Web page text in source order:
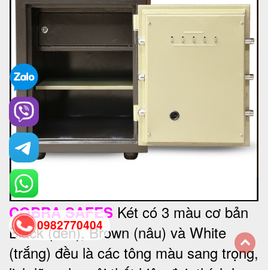
COBRA SAFES Két có 3 màu cơ bản
Black (đen), Brown (nâu) và White
(trắng) đều là các tông màu sang trọng,
0982770404
back